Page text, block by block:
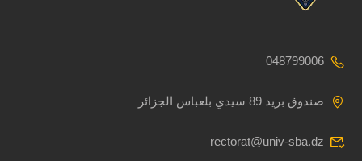
048799006
صندوق بريد 89 سيدي بلعباس الجزائر
rectorat@univ-sba.dz